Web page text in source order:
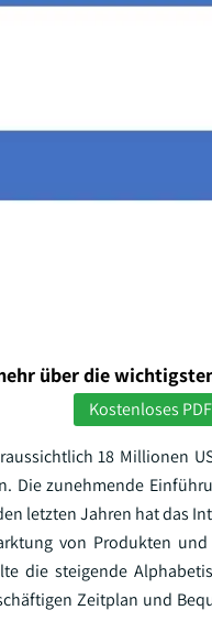
über die
Kostenloses
18 Millionen
Die zunehmende
letzten Jahren hat das
von Produkten
die steigende
Zeitplan und